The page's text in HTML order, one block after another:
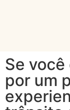
Se
por um